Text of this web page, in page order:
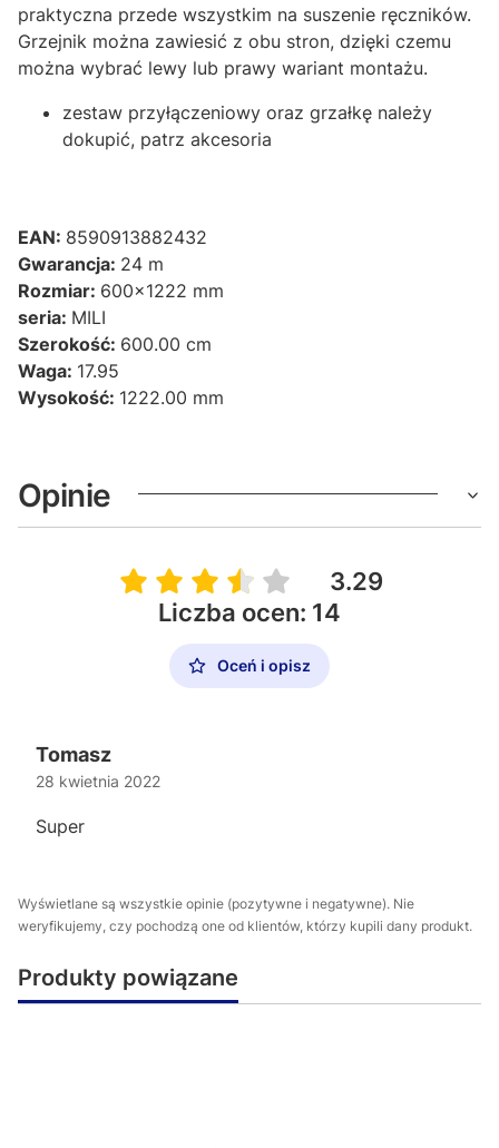
praktyczna przede wszystkim na suszenie ręczników.
Grzejnik można zawiesić z obu stron, dzięki czemu
można wybrać lewy lub prawy wariant montażu.
zestaw przyłączeniowy oraz grzałkę należy
dokupić, patrz akcesoria
EAN: 8590913882432
Gwarancja: 24 m
Rozmiar: 600x1222 mm
seria: MILI
Szerokość: 600.00 cm
Waga: 17.95
Wysokość: 1222.00 mm
Opinie
3.29
Liczba ocen: 14
Oceń i opisz
Tomasz
28 kwietnia 2022
Super
Wyświetlane są wszystkie opinie (pozytywne i negatywne). Nie
weryfikujemy, czy pochodzą one od klientów, którzy kupili dany produkt.
Produkty powiązane